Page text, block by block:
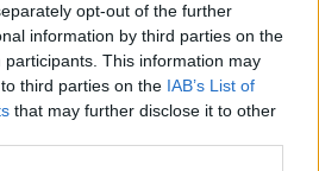
opt-out of the further
information by third parties on the
participants. This information may
third parties on the IAB’s List of
that may further disclose it to other